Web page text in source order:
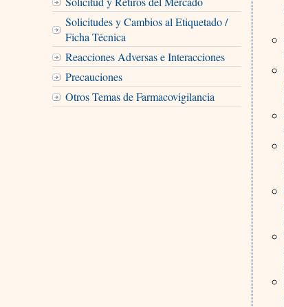
Solicitudes y Cambios al Etiquetado /
Ficha Técnica
Reacciones Adversas e Interacciones
Precauciones
Otros Temas de Farmacovigilancia